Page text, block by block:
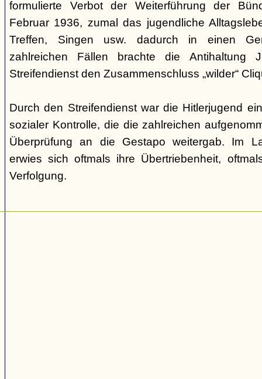
formulierte Verbot der Weiterführung der
Februar 1936, zumal das jugendliche
Treffen, Singen usw. dadurch in einen
zahlreichen Fällen brachte die Antihaltung
Streifendienst den Zusammenschluss „wilder“
Durch den Streifendienst war die Hitlerjugend
sozialer Kontrolle, die die zahlreichen
Überprüfung an die Gestapo weitergab. Im
erwies sich oftmals ihre Übertriebenheit,
Verfolgung.